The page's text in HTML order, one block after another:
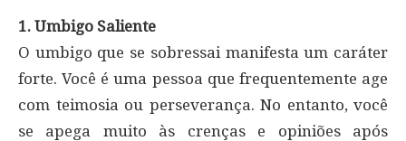
1. Umbigo Saliente
O umbigo que se sobressai manifesta um caráter
forte. Você é uma pessoa que frequentemente age
com teimosia ou perseverança. No entanto, você
se apega muito às crenças e opiniões após